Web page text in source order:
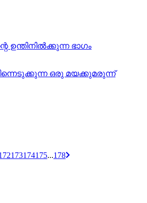
ഉന്തിനില്‍ക്കുന്ന ഭാഗം
ഒരു മയക്കുമരുന്ന്
173174175...178